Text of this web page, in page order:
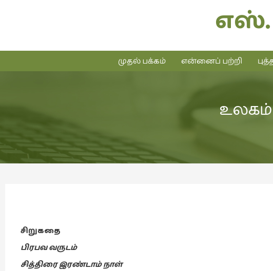
முதல் பக்கம் என்னைப் பற்றி
உலகம்
சிறுகதை
பிரபவ வருடம்
சித்திரை இரண்டாம் நாள்